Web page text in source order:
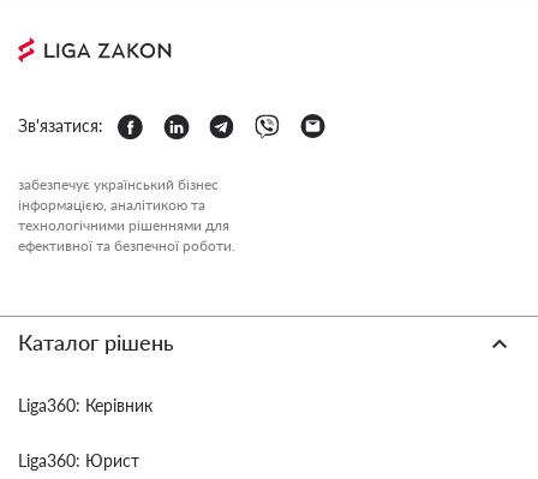
Зв'язатися:
забезпечує український бізнес
інформацією, аналітикою та
технологічними рішеннями для
ефективної та безпечної роботи.
Каталог рішень
Liga360: Керівник
Liga360: Юрист